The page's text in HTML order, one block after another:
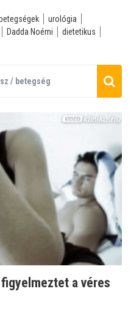
urológia
Dadda Noémi
dietetikus
a véres